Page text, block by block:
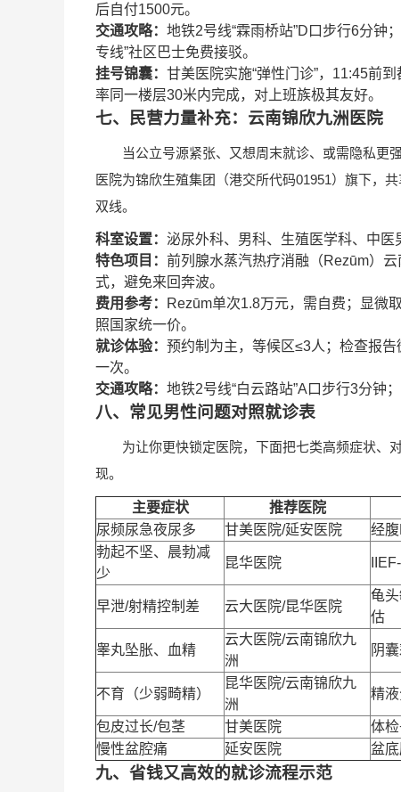
后自付1500元。
交通攻略： 地铁2号线“霖雨桥站”D口步行6分钟
专线”社区巴士免费接驳。
挂号锦囊： 甘美医院实施“弹性门诊”，11:45前
率同一楼层30米内完成，对上班族极其友好。
七、民营力量补充：云南锦欣九洲医院
当公立号源紧张、又想周末就诊、或需隐私更
医院为锦欣生殖集团（港交所代码01951）旗下，
双线。
科室设置： 泌尿外科、男科、生殖医学科、中医
特色项目： 前列腺水蒸汽热疗消融（Rezūm）
式，避免来回奔波。
费用参考：
Rezūm单次1.8万元，需自费；显微
照国家统一价。
就诊体验： 预约制为主，等候区≤3人；检查报
一次。
交通攻略： 地铁2号线“白云路站”A口步行3分钟
八、常见男性问题对照就诊表
为让你更快锁定医院，下面把七类高频症状、
现。
主要症状 推荐医院
尿频尿急夜尿多
甘美医院/延安医院 经
勃起不坚、晨勃减
少
昆华医院
早泄/射精控制差 云大医院/昆华医院
龟
估
睾丸坠胀、血精
云大医院/云南锦欣九
洲
阴
不育（少弱畸精）
昆华医院/云南锦欣九
洲
精
包皮过长/包茎 甘美医院 体
慢性盆腔痛
延安医院 盆
九、省钱又高效的就诊流程示范